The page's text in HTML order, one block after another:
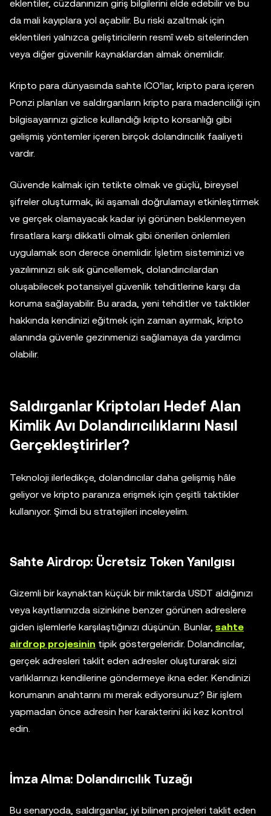
eklentiler, cüzdanınızın giriş bilgilerini elde edebilir ve bu
da mali kayıplara yol açabilir. Bu riski azaltmak için
eklentileri yalnızca geliştiricilerin resmî web sitelerinden
veya diğer güvenilir kaynaklardan almak önemlidir.
Kripto para dünyasında sahte ICO’lar, kripto para içeren
Ponzi planları ve saldırganların kripto para madenciliği için
bilgisayarınızı gizlice kullandığı kripto korsanlığı gibi
gelişmiş yöntemler içeren birçok dolandırıcılık faaliyeti
vardır.
Güvende kalmak için tetikte olmak ve güçlü, bireysel
şifreler oluşturmak, iki aşamalı doğrulamayı etkinleştirmek
ve gerçek olamayacak kadar iyi görünen beklenmeyen
fırsatlara karşı dikkatli olmak gibi önerilen önlemleri
uygulamak son derece önemlidir. İşletim sisteminizi ve
yazılımınızı sık sık güncellemek, dolandırıcılardan
oluşabilecek potansiyel güvenlik tehditlerine karşı da
koruma sağlayabilir. Bu arada, yeni tehditler ve taktikler
hakkında kendinizi eğitmek için zaman ayırmak, kripto
alanında güvenle gezinmenizi sağlamaya da yardımcı
olabilir.
Saldırganlar Kriptoları Hedef Alan
Kimlik Avı Dolandırıcılıklarını Nasıl
Gerçekleştirirler?
Teknoloji ilerledikçe, dolandırıcılar daha gelişmiş hâle
geliyor ve kripto paranıza erişmek için çeşitli taktikler
kullanıyor. Şimdi bu stratejileri inceleyelim.
Sahte Airdrop: Ücretsiz Token Yanılgısı
Gizemli bir kaynaktan küçük bir miktarda USDT aldığınızı
veya kayıtlarınızda sizinkine benzer görünen adreslere
giden işlemlerle karşılaştığınızı düşünün. Bunlar, sahte
airdrop projesinin tipik göstergeleridir. Dolandırıcılar,
gerçek adresleri taklit eden adresler oluşturarak sizi
varlıklarınızı kendilerine göndermeye ikna eder. Kendinizi
korumanın anahtarını mı merak ediyorsunuz? Bir işlem
yapmadan önce adresin her karakterini iki kez kontrol
edin.
İmza Alma: Dolandırıcılık Tuzağı
Bu senaryoda, saldırganlar, iyi bilinen projeleri taklit eden